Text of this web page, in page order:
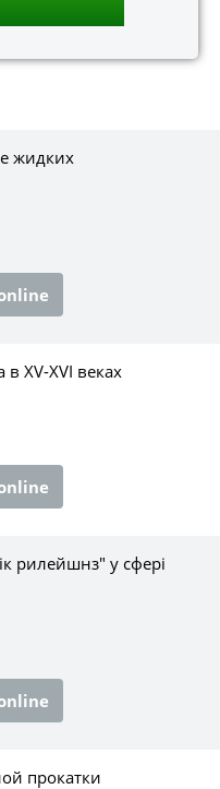
жидкиx
XV-XVI веках
рилейшнз" у сфері
прокатки